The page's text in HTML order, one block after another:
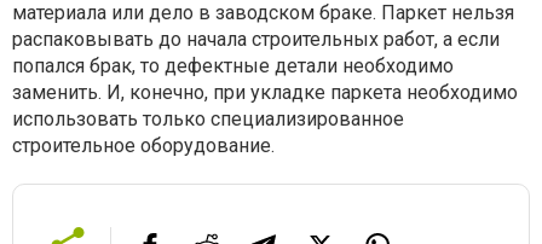
материала или дело в заводском браке. Паркет нельзя
распаковывать до начала строительных работ, а если
попался брак, то дефектные детали необходимо
заменить. И, конечно, при укладке паркета необходимо
использовать только специализированное
строительное оборудование.